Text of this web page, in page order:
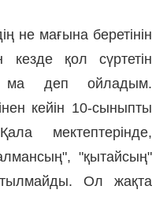
не мағына беретінін
кезде қол сүртетін
ма деп ойладым.
кейін 10-сыныпты
мектептерінде,
"қытайсың"
Ол жақта